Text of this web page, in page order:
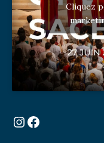
Cliquez
Instagram
Facebook